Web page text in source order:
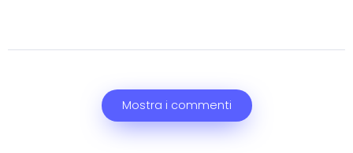
Mostra i commenti